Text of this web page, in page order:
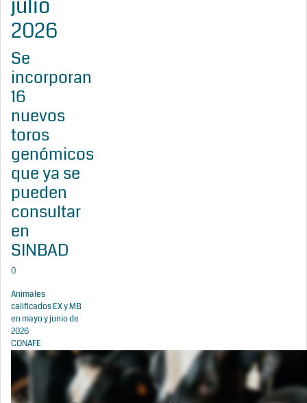
julio
2026
Se
incorporan
16
nuevos
toros
genómicos
que ya se
pueden
consultar
en
SINBAD
0
Animales
calificados EX y MB
en mayo y junio de
2026
CONAFE